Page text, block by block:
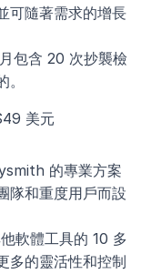
可隨著需求的增長
包含 20 次抄襲檢
美元
的專業方案
隊和重度用戶而設
軟體工具的 10 多
多的靈活性和控制